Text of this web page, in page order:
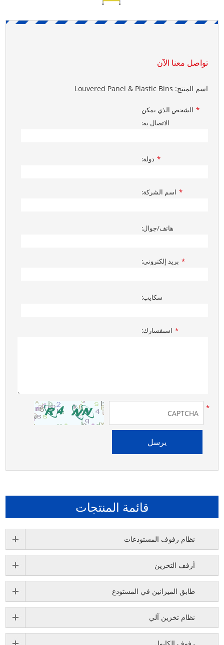
تواصل معنا الآن
اسم المنتج: Louvered Panel & Plastic Bins
* الشخص الذي يمكن
الاتصال به:
* دولة:
* اسم الشركة:
هاتف/جوال:
* بريد إلكتروني:
سكايب:
* استفسارك:
*
قائمة المنتجات
نظام رفوف المستودعات
أرفف التخزين
طابق الميزانين في المستودع
نظام تخزين آلي